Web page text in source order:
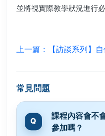
並將視實際教學狀況進行必
上一篇：【訪談系列】
常見問題
課程內容會不
參加嗎？